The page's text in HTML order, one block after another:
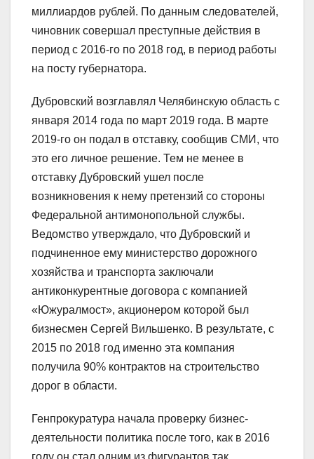
миллиардов рублей. По данным следователей,
чиновник совершал преступные действия в
период с 2016-го по 2018 год, в период работы
на посту губернатора.
Дубровский возглавлял Челябинскую область с
января 2014 года по март 2019 года. В марте
2019-го он подал в отставку, сообщив СМИ, что
это его личное решение. Тем не менее в
отставку Дубровский ушел после
возникновения к нему претензий со стороны
Федеральной антимонопольной службы.
Ведомство утверждало, что Дубровский и
подчиненное ему министерство дорожного
хозяйства и транспорта заключали
антиконкурентные договора с компанией
«Южуралмост», акционером которой был
бизнесмен Сергей Вильшенко. В результате, с
2015 по 2018 год именно эта компания
получила 90% контрактов на строительство
дорог в области.
Генпрокуратура начала проверку бизнес-
деятельности политика после того, как в 2016